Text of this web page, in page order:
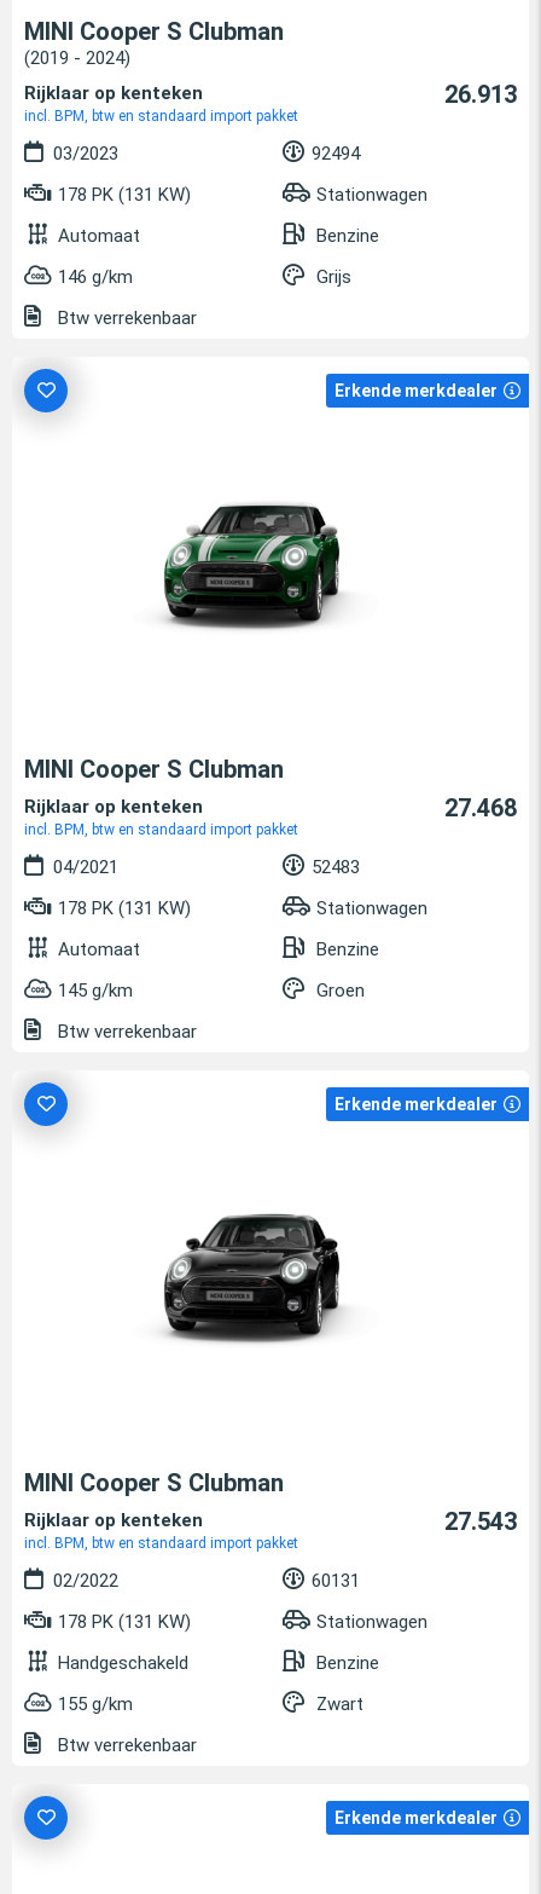
MINI Cooper S Clubman
(2019 - 2024)
Rijklaar op kenteken
incl. BPM, btw en standaard import pakket
26.913
03/2023
92494
178 PK (131 KW)
Stationwagen
Automaat
Benzine
146 g/km
Grijs
Btw verrekenbaar
Erkende merkdealer
MINI Cooper S Clubman
Rijklaar op kenteken
incl. BPM, btw en standaard import pakket
27.468
04/2021
52483
178 PK (131 KW)
Stationwagen
Automaat
Benzine
145 g/km
Groen
Btw verrekenbaar
Erkende merkdealer
MINI Cooper S Clubman
Rijklaar op kenteken
incl. BPM, btw en standaard import pakket
27.543
02/2022
60131
178 PK (131 KW)
Stationwagen
Handgeschakeld
Benzine
155 g/km
Zwart
Btw verrekenbaar
Erkende merkdealer